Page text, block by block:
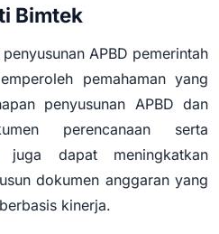
Bimtek
APBD pemerintah
pemahaman yang
penyusunan APBD dan
perencanaan serta
juga dapat meningkatkan
dokumen anggaran yang
kinerja.